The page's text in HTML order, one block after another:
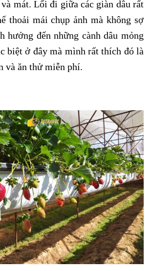
mát. Lối đi giữa các giàn dâu rất
thoải mái chụp ảnh mà không sợ
hưởng đến những cành dâu mỏng
biệt ở đây mà mình rất thích đó là
và ăn thử miễn phí.